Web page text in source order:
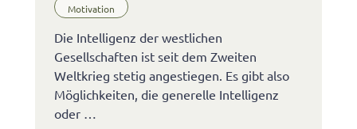
Motivation
Die Intelligenz der westlichen
Gesellschaften ist seit dem Zweiten
Weltkrieg stetig angestiegen. Es gibt also
Möglichkeiten, die generelle Intelligenz
oder …